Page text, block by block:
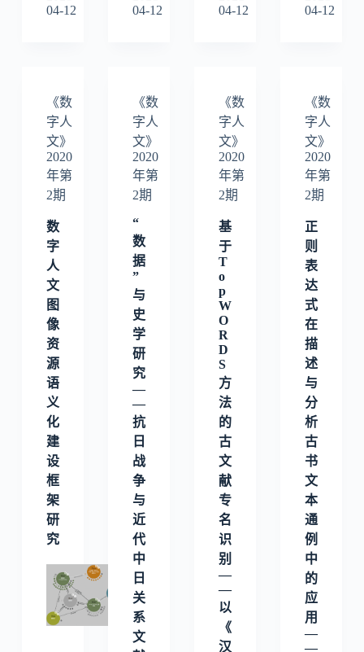
04-12
04-12
04-12
04-12
《数
字人
文》
2020
年第
2期
数
字
人
文
图
像
资
源
语
义
化
建
设
框
架
研
究
《数
字人
文》
2020
年第
2期
“
数
据
”
与
史
学
研
究
—
—
抗
日
战
争
与
近
代
中
日
关
系
文
《数
字人
文》
2020
年第
2期
基
于
T
o
p
W
O
R
D
S
方
法
的
古
文
献
专
名
识
别
—
—
以
《
汉
《数
字人
文》
2020
年第
2期
正
则
表
达
式
在
描
述
与
分
析
古
书
文
本
通
例
中
的
应
用
—
—